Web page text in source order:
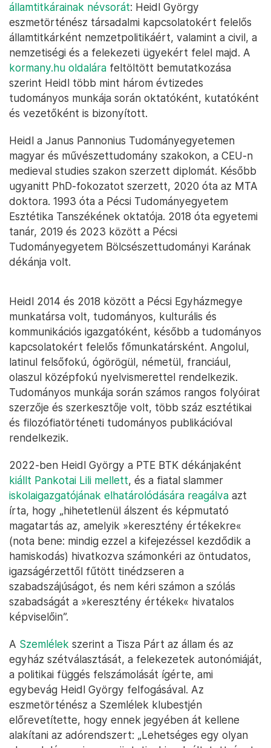
államtitkárainak névsorát: Heidl György
eszmetörténész társadalmi kapcsolatokért felelős
államtitkárként nemzetpolitikáért, valamint a civil, a
nemzetiségi és a felekezeti ügyekért felel majd. A
kormany.hu oldalára feltöltött bemutatkozása
szerint Heidl több mint három évtizedes
tudományos munkája során oktatóként, kutatóként
és vezetőként is bizonyított.
Heidl a Janus Pannonius Tudományegyetemen
magyar és művészettudomány szakokon, a CEU-n
medieval studies szakon szerzett diplomát. Később
ugyanitt PhD-fokozatot szerzett, 2020 óta az MTA
doktora. 1993 óta a Pécsi Tudományegyetem
Esztétika Tanszékének oktatója. 2018 óta egyetemi
tanár, 2019 és 2023 között a Pécsi
Tudományegyetem Bölcsészettudományi Karának
dékánja volt.
Heidl 2014 és 2018 között a Pécsi Egyházmegye
munkatársa volt, tudományos, kulturális és
kommunikációs igazgatóként, később a tudományos
kapcsolatokért felelős főmunkatársként. Angolul,
latinul felsőfokú, ógörögül, németül, franciául,
olaszul középfokú nyelvismerettel rendelkezik.
Tudományos munkája során számos rangos folyóirat
szerzője és szerkesztője volt, több száz esztétikai
és filozófiatörténeti tudományos publikációval
rendelkezik.
2022-ben Heidl György a PTE BTK dékánjaként
kiállt Pankotai Lili mellett, és a fiatal slammer
iskolaigazgatójának elhatárolódására reagálva azt
írta, hogy „hihetetlenül álszent és képmutató
magatartás az, amelyik »keresztény értékekre«
(nota bene: mindig ezzel a kifejezéssel kezdődik a
hamiskodás) hivatkozva számonkéri az öntudatos,
igazságérzettől fűtött tinédzseren a
szabadszájúságot, és nem kéri számon a szólás
szabadságát a »keresztény értékek« hivatalos
képviselőin”.
A Szemlélek szerint a Tisza Párt az állam és az
egyház szétválasztását, a felekezetek autonómiáját,
a politikai függés felszámolását ígérte, ami
egybevág Heidl György felfogásával. Az
eszmetörténész a Szemlélek klubestjén
előrevetítette, hogy ennek jegyében át kellene
alakítani az adórendszert: „Lehetséges egy olyan